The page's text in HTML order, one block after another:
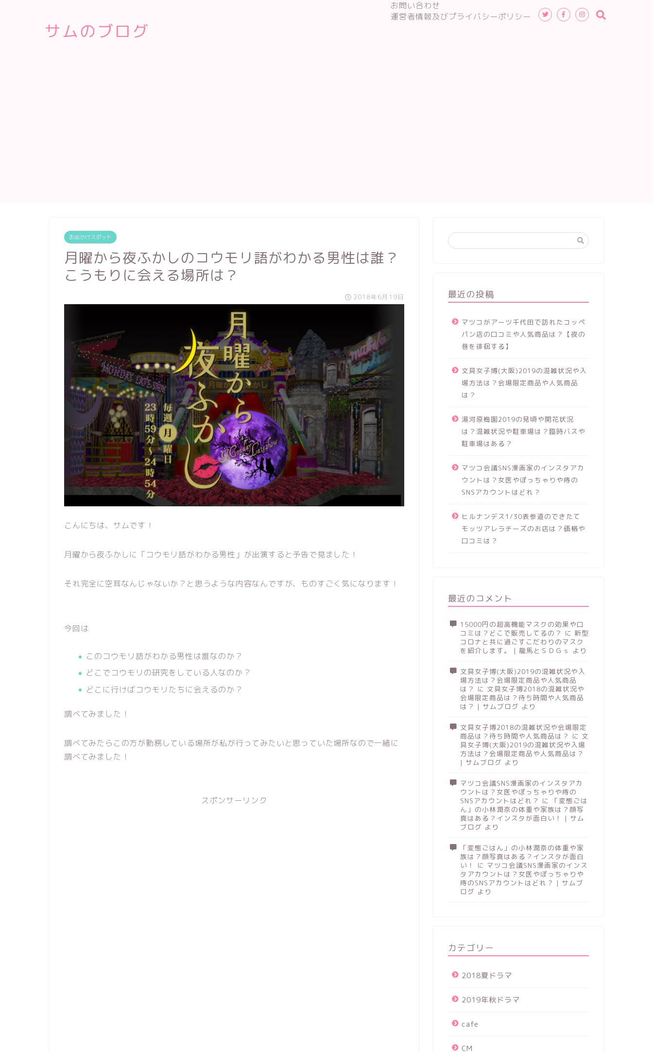
サムのブログ
お問い合わせ
運営者情報及びプライバシーポリシー
お出かけスポット
月曜から夜ふかしのコウモリ語がわかる男性は誰？
こうもりに会える場所は？
2018年6月19日
こんにちは、サムです！
月曜から夜ふかしに「コウモリ語がわかる男性」が出演すると予告で見ました！
それ完全に空耳なんじゃないか？と思うような内容なんですが、ものすごく気になります！
今回は
このコウモリ語がわかる男性は誰なのか？
どこでコウモリの研究をしている人なのか？
どこに行けばコウモリたちに会えるのか？
調べてみました！
調べてみたらこの方が勤務している場所が私が行ってみたいと思っていた場所なので一緒に
調べてみました！
スポンサーリンク
最近の投稿
マツコがアーツ千代田で訪れたコッペ
パン店の口コミや人気商品は？【夜の
巷を徘徊する】
文具女子博(大阪)2019の混雑状況や入
場方法は？会場限定商品や人気商品
は？
湯河原梅園2019の見頃や開花状況
は？混雑状況や駐車場は？臨時バスや
駐車場はある？
マツコ会議SNS漫画家のインスタアカ
ウントは？女医やぽっちゃりや痔の
SNSアカウントはどれ？
ヒルナンデス1/30表参道のできたて
モッツアレラチーズのお店は？価格や
口コミは？
最近のコメント
15000円の超高機能マスクの効果や口
コミは？どこで販売してるの？ に 新型
コロナと共に過ごすこだわりのマスク
を紹介します。 | 龍馬とＳＤＧｓ
より
文具女子博(大阪)2019の混雑状況や入
場方法は？会場限定商品や人気商品
は？ に 文具女子博2018の混雑状況や
会場限定商品は？待ち時間や人気商品
は？ | サムブログ より
文具女子博2018の混雑状況や会場限定
商品は？待ち時間や人気商品は？ に 文
具女子博(大阪)2019の混雑状況や入場
方法は？会場限定商品や人気商品は？
| サムブログ より
マツコ会議SNS漫画家のインスタアカ
ウントは？女医やぽっちゃりや痔の
SNSアカウントはどれ？ に
「変態ごは
ん」の小林潤奈の体重や家族は？顔写
真はある？インスタが面白い！ | サム
ブログ より
「変態ごはん」の小林潤奈の体重や家
族は？顔写真はある？インスタが面白
い！
に マツコ会議SNS漫画家のインス
タアカウントは？女医やぽっちゃりや
痔のSNSアカウントはどれ？ | サムブ
ログ より
カテゴリー
2018夏ドラマ
2019年秋ドラマ
cafe
CM